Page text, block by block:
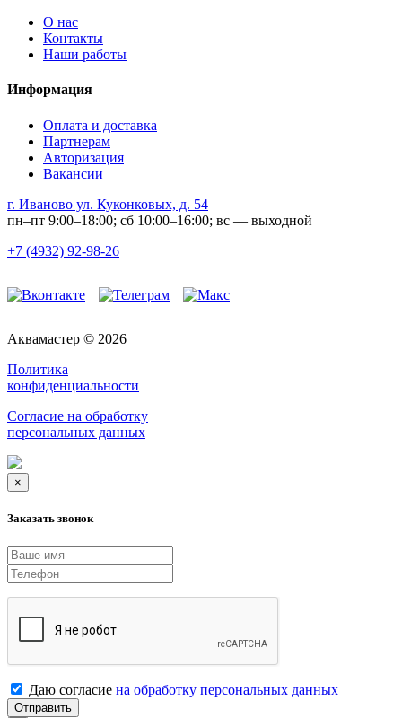
О нас
Контакты
Наши работы
Информация
Оплата и доставка
Партнерам
Авторизация
Вакансии
г. Иваново ул. Куконковых, д. 54
пн–пт 9:00–18:00; сб 10:00–16:00; вс — выходной
+7 (4932) 92-98-26
Аквамастер © 2026
Политика
конфиденциальности
Согласие на обработку
персональных данных
×
Заказать звонок
Даю согласие на обработку персональных данных
Отправить